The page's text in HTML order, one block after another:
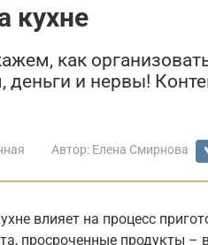
кухне
как
деньги и нервы!
Автор: Елена Смирнова
влияет на процесс
просроченные продукты –